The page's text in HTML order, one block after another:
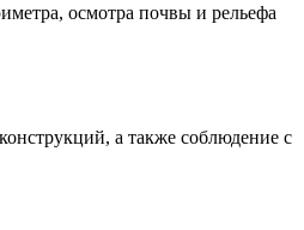
осмотра почвы и рельефа
а также соблюдение с